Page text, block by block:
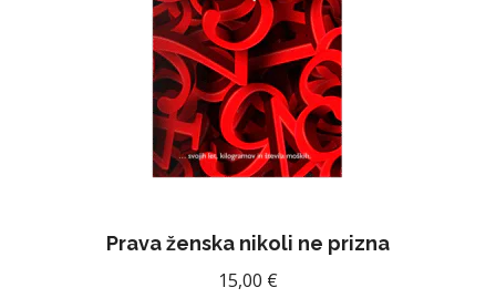
Prava ženska nikoli ne prizna
15,00 €